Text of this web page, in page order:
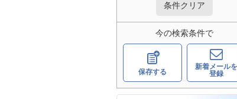
条件クリア
今の検索条件で
保存する
新着メールを
登録